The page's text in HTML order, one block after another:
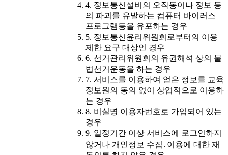
4. 정보통신설비의 오작동이나 정보 등
의 파괴를 유발하는 컴퓨터 바이러스
프로그램등을 유포하는 경우
5. 정보통신윤리위원회로부터의 이용
제한 요구 대상인 경우
6. 선거관리위원회의 유권해석 상의 불
법선거운동을 하는 경우
7. 서비스를 이용하여 얻은 정보를 교육
정보원의 동의 없이 상업적으로 이용하
는 경우
8. 비실명 이용자번호로 가입되어 있는
경우
9. 일정기간 이상 서비스에 로그인하지
않거나 개인정보 수집․이용에 대한 재